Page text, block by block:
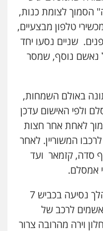
הסמוך לצומת כנות,
טלפון מבצעיים,
פנים. שניים נסעו יחד
נאשם נוסף, שמסר
באולם השמחות,
ולפי האישום עדכן
לאחת אחר חצות
המשוריין. לאחר
סדה, קזמאר ועד
אמסלם.
מכתב האישום עולה כי במהלך נסיעה בכביש 7
לרכב של
וירה מהרובה צרור